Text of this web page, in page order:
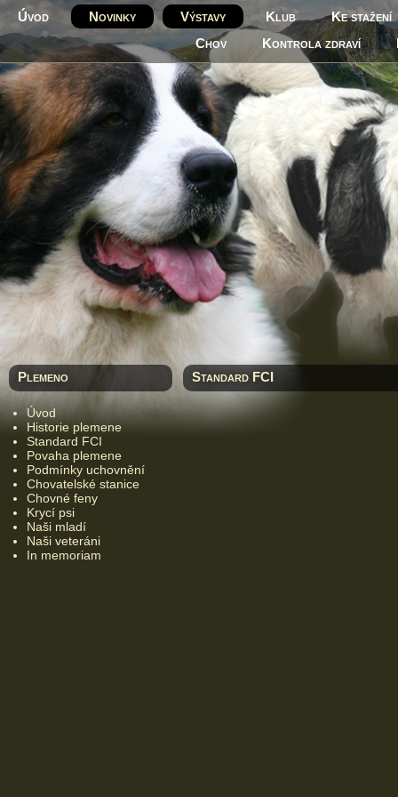
Úvod Novinky Výstavy Klub
Ke stažení
Chov
Kontrola zdraví
Standard FCI
Plemeno
Úvod
Historie plemene
Standard FCI
Povaha plemene
Podmínky uchovnění
Chovatelské stanice
Chovné feny
Krycí psi
Naši mladí
Naši veteráni
In memoriam